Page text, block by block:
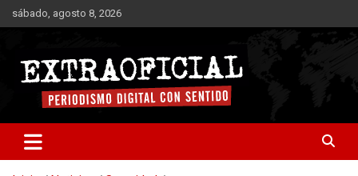
Saltar
al
sábado, agosto 8, 2026
Extraoficial